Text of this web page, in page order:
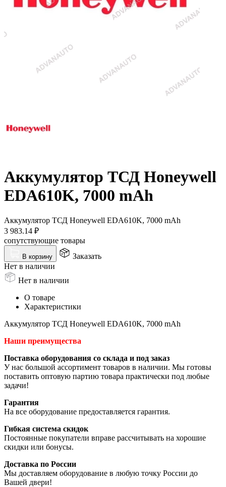
Аккумулятор ТСД Honeywell
EDA610K, 7000 mAh
Аккумулятор ТСД Honeywell EDA610K, 7000 mAh
3 983.14 ₽
сопутствующие товары
В корзину
Заказать
Нет в наличии
Нет в наличии
О товаре
Характеристики
Аккумулятор ТСД Honeywell EDA610K, 7000 mAh
Наши преимущества
Поставка оборудования со склада и под заказ
У нас большой ассортимент товаров в наличии. Мы готовы
поставить оптовую партию товара практически под любые
задачи!
Гарантия
На все оборудование предоставляется гарантия.
Гибкая система скидок
Постоянные покупатели вправе рассчитывать на хорошие
скидки или бонусы.
Доставка по России
Мы доставляем оборудование в любую точку России до
Вашей двери!